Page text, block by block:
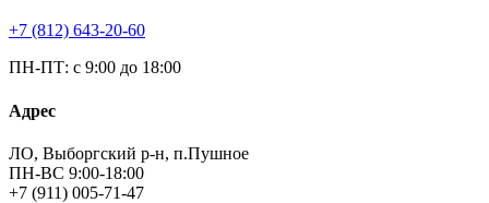
+7 (812) 643-20-60
ПН-ПТ: с 9:00 до 18:00
Адрес
ЛО, Выборгский р-н, п.Пушное
ПН-ВС 9:00-18:00
+7 (911) 005-71-47